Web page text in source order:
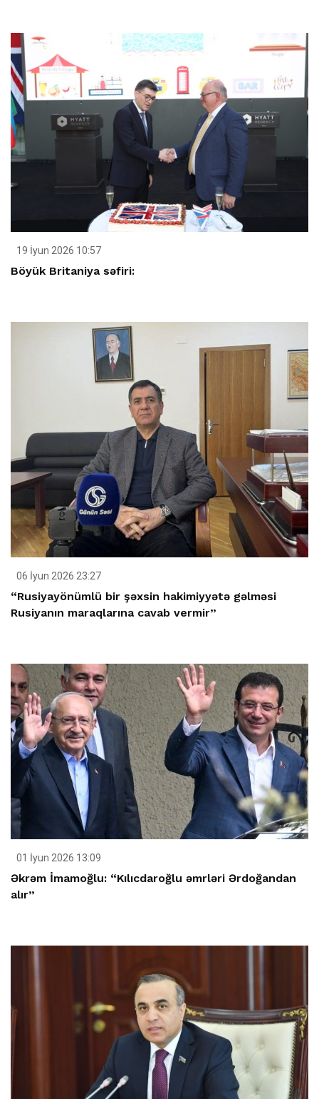
19 İyun 2026 10:57
Böyük Britaniya səfiri:
06 İyun 2026 23:27
“Rusiyayönümlü bir şəxsin hakimiyyətə gəlməsi
Rusiyanın maraqlarına cavab vermir”
01 İyun 2026 13:09
Əkrəm İmamoğlu: “Kılıcdaroğlu əmrləri Ərdoğandan
alır”